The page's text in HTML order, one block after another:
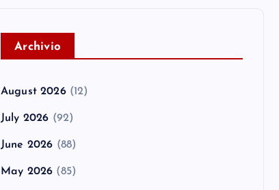
Archivio
August 2026(12)
July 2026 (92)
June 2026 (88)
May 2026 (85)